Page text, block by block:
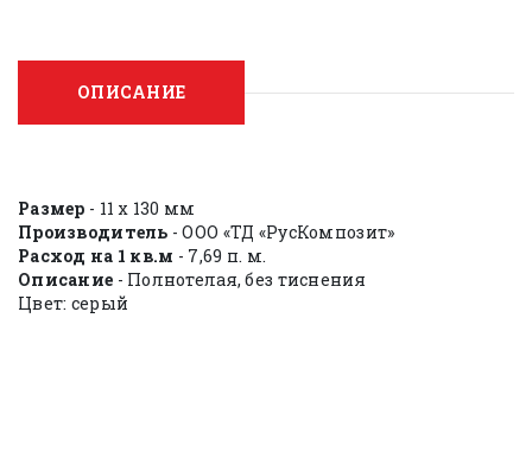
ОПИСАНИЕ
Размер - 11 х 130 мм
Производитель - ООО «ТД «РусКомпозит»
Расход на 1 кв.м - 7,69 п. м.
Описание - Полнотелая, без тиснения
Цвет: серый